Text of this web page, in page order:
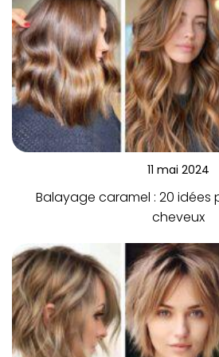
11 mai 2024
Balayage caramel : 20 idées
cheveux